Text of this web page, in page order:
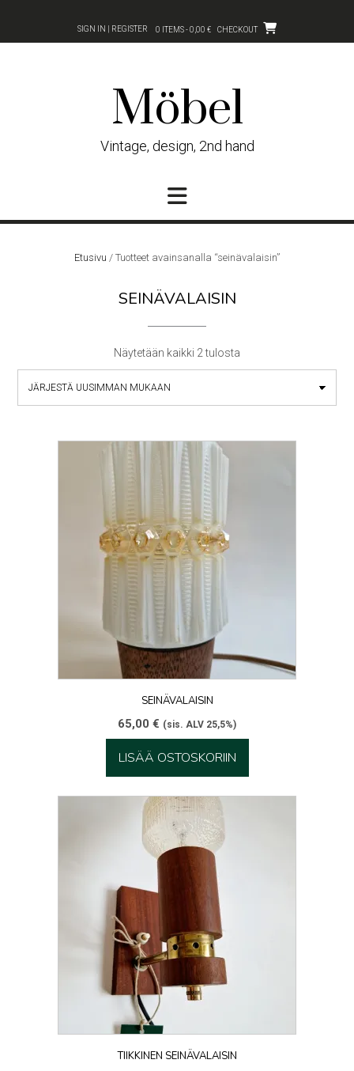
content
SIGN IN | REGISTER 0 ITEMS - 0,00 € CHECKOUT
Möbel
Vintage, design, 2nd hand
Etusivu / Tuotteet avainsanalla “seinävalaisin”
SEINÄVALAISIN
Näytetään kaikki 2 tulosta
by
SEINÄVALAISIN
65,00 € (sis. ALV 25,5%)
LISÄÄ OSTOSKORIIN
TIIKKINEN SEINÄVALAISIN